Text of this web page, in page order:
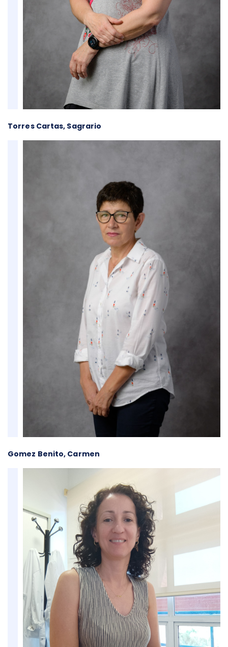
Torres Cartas, Sagrario
Gomez Benito, Carmen